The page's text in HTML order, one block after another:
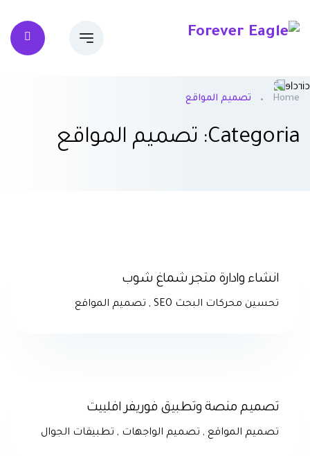
Home تصميم المواقع
Categoria: تصميم المواقع
انشاء وادارة متجر شماغ شوب
تحسين محركات البحث SEO , تصميم المواقع
تصميم منصة وتطبيق فوريفر افلييت
تصميم المواقع , تصميم الواجهات , تطبيقات الجوال